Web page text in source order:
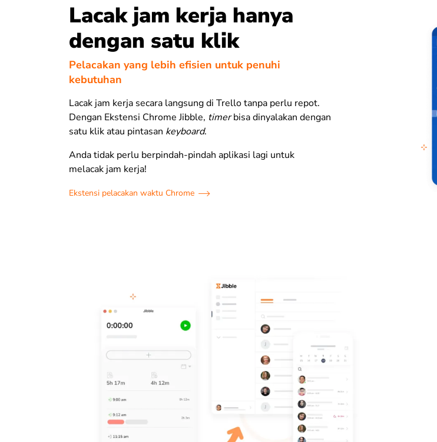
Lacak jam kerja hanya
dengan satu klik
Pelacakan yang lebih efisien untuk penuhi
kebutuhan
Lacak jam kerja secara langsung di Trello tanpa perlu repot.
Dengan Ekstensi Chrome Jibble, timerbisa dinyalakan dengan
satu klik atau pintasan keyboard.
Anda tidak perlu berpindah-pindah aplikasi lagi untuk
melacak jam kerja!
Ekstensi pelacakan waktu Chrome